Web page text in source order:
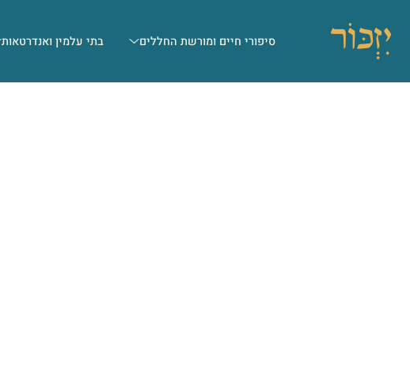
סיפורי חיים ומורשת החללים בתי עלמין ואנדרטאות